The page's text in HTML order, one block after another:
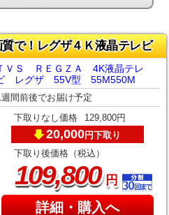
で！レグザ４Ｋ液晶テレビ
ＶＳ ＲＥＧＺＡ 4K液晶テレ
レグザ 55V型 55M550M
週間前後でお届け予定
下取りなし価格 129,800円
20,000円下取り
下取り後価格（税込）
109,800円
詳細・購入へ